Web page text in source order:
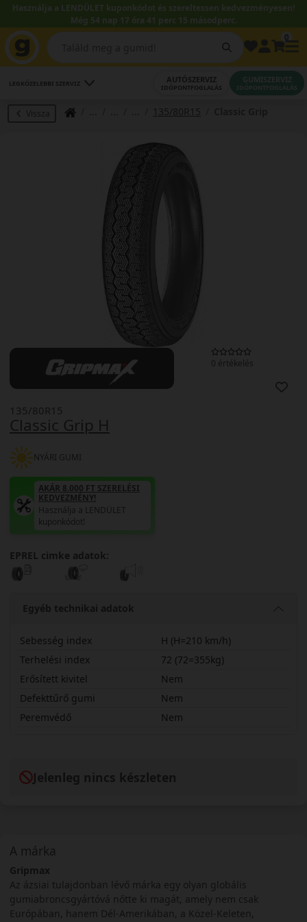
Használja a LENDÜLET kuponkódot és szereltessen kedvezményesen!
Még 54 nap 17 óra 41 perc 15 másodperc.
LEGKÖZELEBBI SZERVIZ AUTÓSZERVIZ
IDŐPONTFOGLALÁS
GUMISZERVIZ
IDŐPONTFOGLALÁS
Vissza 135/80R15
0 értékelés
Classic Grip H
135/80R15
NYÁRI GUMI
AKÁR 8.000 FT SZERELÉSI
KEDVEZMÉNY!
Használja a LENDÜLET
kuponkódot!
EPREL cimke adatok:
Egyéb technikai adatok
Sebesség index
H (H=210 km/h)
Terhelési index
72 (72=355kg)
Erősített kivitel
Nem
Defekttűrő gumi
Nem
Peremvédő
Nem
Jelenleg nincs készleten
A márka
Gripmax
Az ázsiai tulajdonban lévő márka egy olyan globális
gumiabroncsgyártóvá nőtte ki magát, amely nem csak
Európában, hanem Dél-Amerikában, a Közel-Keleten,